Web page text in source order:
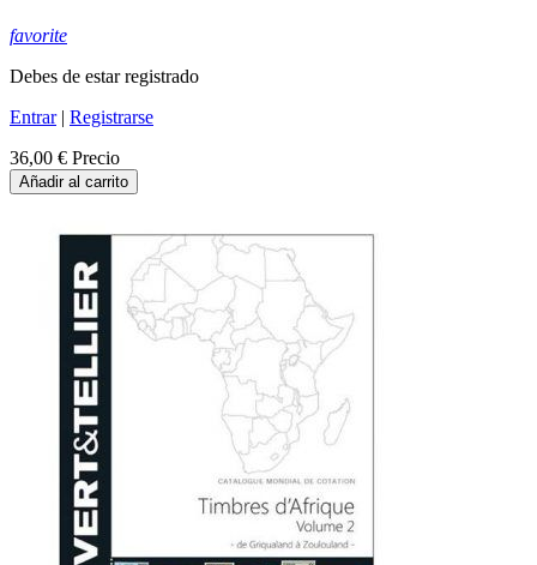
favorite
Debes de estar registrado
Entrar| Registrarse
36,00 € Precio
Añadir al carrito